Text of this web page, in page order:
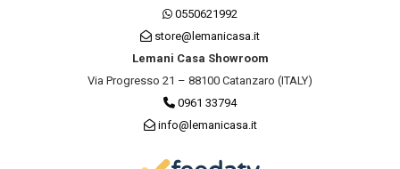
0550621992
store@lemanicasa.it
Lemani Casa Showroom
Via Progresso 21 – 88100 Catanzaro (ITALY)
0961 33794
info@lemanicasa.it